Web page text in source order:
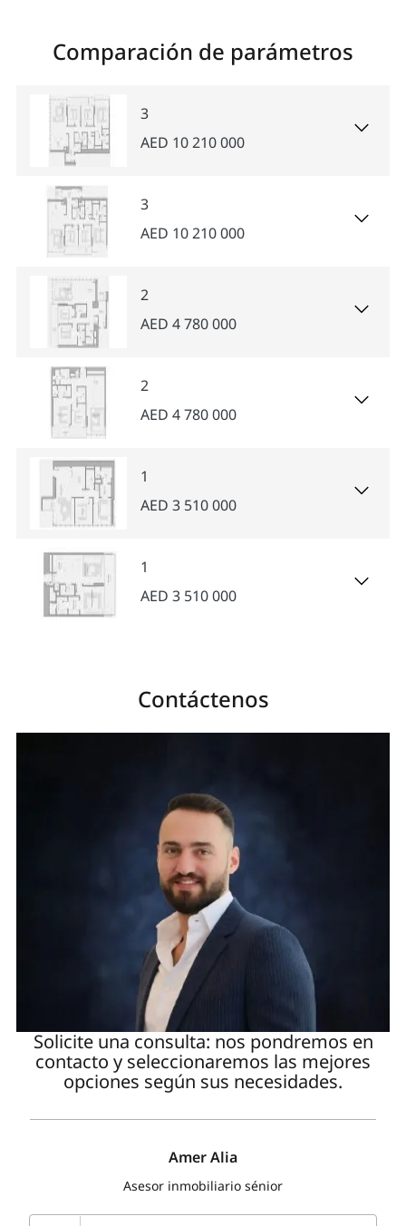
Comparación de parámetros
3
AED 10 210 000
3
AED 10 210 000
2
AED 4 780 000
2
AED 4 780 000
1
AED 3 510 000
1
AED 3 510 000
Contáctenos
Solicite una consulta: nos pondremos en
contacto y seleccionaremos las mejores
opciones según sus necesidades.
Amer Alia
Asesor inmobiliario sénior